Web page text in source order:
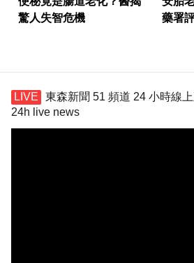
驚人失智危機
藥署
東森新聞 51 頻道 24 小時線
24h live news